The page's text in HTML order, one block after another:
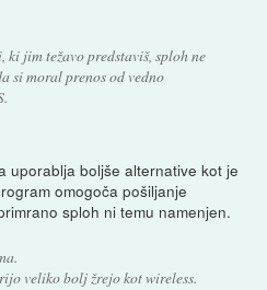
jim težavo predstaviš, sploh ne
si moral prenos od vedno
uporablja boljše alternative kot je
omogoča pošiljanje
sploh ni temu namenjen.
veliko bolj žrejo kot wireless.